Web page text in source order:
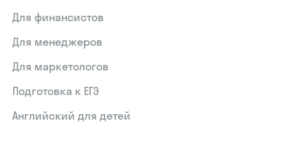
Для финансистов
Для менеджеров
Для маркетологов
Подготовка к ЕГЭ
Английский для детей